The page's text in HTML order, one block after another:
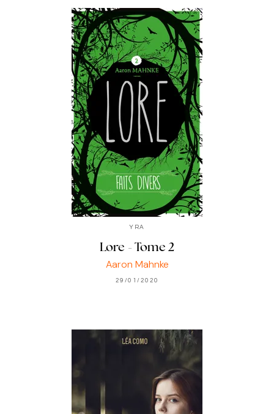
YRA
Lore - Tome 2
Aaron Mahnke
29/01/2020